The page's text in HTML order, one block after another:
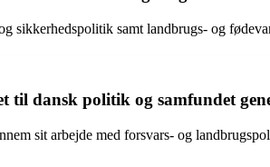
sikkerhedspolitik samt landbrugs- og
til dansk politik og samfundet
sit arbejde med forsvars- og